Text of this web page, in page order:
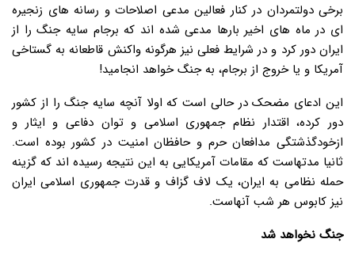
برخی دولتمردان در کنار فعالین مدعی اصلاحات و رسانه های زنجیره
ای در ماه های اخیر بارها مدعی شده اند که برجام سایه جنگ را از
ایران دور کرد و در شرایط فعلی نیز هرگونه واکنش قاطعانه به گستاخی
آمریکا و یا خروج از برجام، به جنگ خواهد انجامید!
این ادعای مضحک در حالی است که اولا آنچه سایه جنگ را از کشور
دور کرده، اقتدار نظام جمهوری اسلامی و توان دفاعی و ایثار و
ازخودگذشتگی مدافعان حرم و حافظان امنیت در کشور بوده است.
ثانیا مدتهاست که مقامات آمریکایی به این نتیجه رسیده اند که گزینه
حمله نظامی به ایران، یک لاف گزاف و قدرت جمهوری اسلامی ایران
نیز کابوس هر شب آنهاست.
جنگ نخواهد شد